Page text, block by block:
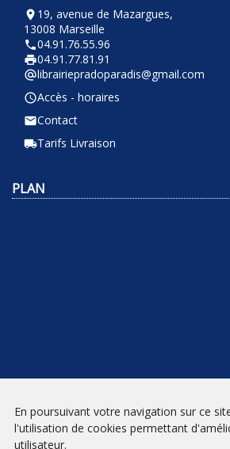
room 19, avenue de Mazargues,
13008 Marseille
phone04.91.76.55.96
local_printshop04.91.77.81.91
alternate_emaillibrairiepradoparadis@gmail.com
query_builderAccès - horaires
emailContact
local_shippingTarifs Livraison
PLAN
NEWSLETTER
En poursuivant votre navigation sur ce
l'utilisation de cookies permettant
utilisateur.